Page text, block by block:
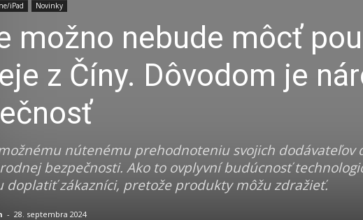
iPad Novinky
možno nebude môcť
z Číny. Dôvodom je
nútenému prehodnoteniu svojich dodávateľov
bezpečnosti. Ako to ovplyvní budúcnosť
doplatiť zákazníci, pretože produkty môžu zdražieť.
- 28. septembra 2024